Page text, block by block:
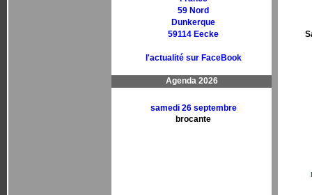
59 Nord
Dunkerque
59114 Eecke
l'actualité sur FaceBook
Agenda 2026
samedi 26 septembre
brocante